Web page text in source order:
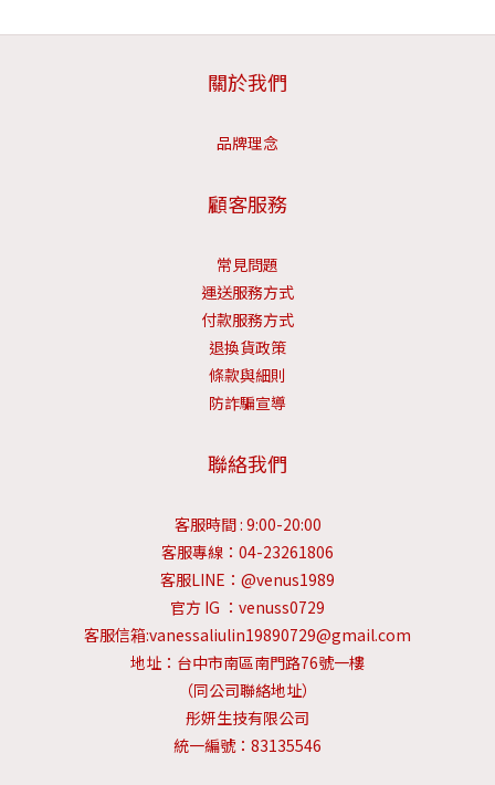
關於我們
品牌理念
顧客服務
常見問題
運送服務方式
付款服務方式
退換貨政策
條款與細則
防詐騙宣導
聯絡我們
客服時間 : 9:00-20:00
客服專線：04-23261806
客服LINE：@venus1989
官方 IG ：venuss0729
客服信箱:vanessaliulin19890729@gmail.com
地址：台中市南區南門路76號一樓
（同公司聯絡地址）
彤妍生技有限公司
統一編號：83135546